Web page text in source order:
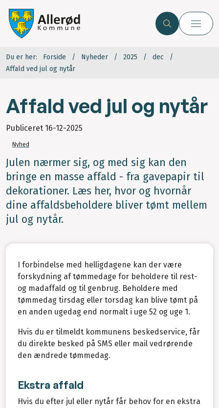
Du er her: Forside Nyheder 2025
dec
Affald ved jul og nytår
Affald ved jul og nytår
Publiceret 16-12-2025
Nyhed
Julen nærmer sig, og med sig kan den
bringe en masse affald - fra gavepapir til
dekorationer. Læs her, hvor og hvornår
dine affaldsbeholdere bliver tømt mellem
jul og nytår.
I forbindelse med helligdagene kan der være
forskydning af tømmedage for beholdere til rest-
og madaffald og til genbrug. Beholdere med
tømmedag tirsdag eller torsdag kan blive tømt på
en anden ugedag end normalt i uge 52 og uge 1.
Hvis du er tilmeldt kommunens beskedservice, får
du direkte besked på SMS eller mail vedrørende
den ændrede tømmedag.
Ekstra affald
Hvis du efter jul eller nytår får behov for en ekstra